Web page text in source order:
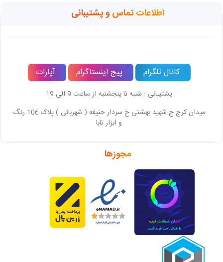
اطلاعات تماس و پشتیبانی
کانال تلگرام پیج اینستاگرام آپارات
پشتیبانی : شنبه تا پنجشنبه از ساعت 9 الی 19
میدان کرج خ شهید بهشتی خ سردار حنیفه ( شهربانی ) پلاک 106 رنگ
و ابزار تابا
مجوزها